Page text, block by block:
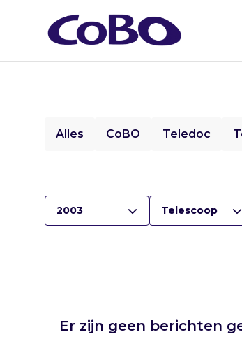
Alles CoBO Teledoc
2003 Telescoop
Er zijn geen berichten